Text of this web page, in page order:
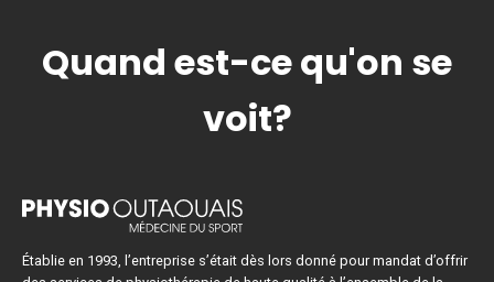
Quand est-ce qu'on se
voit?
Établie en 1993, l’entreprise s’était dès lors donné pour mandat d’offrir